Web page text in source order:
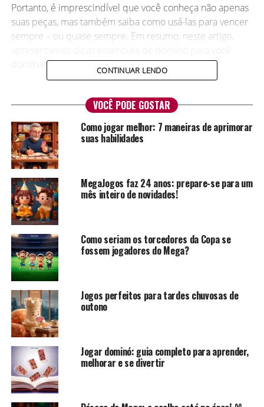
Portanto, é imprescindível que você conheça não apenas
suas peças, mas também saiba como usá-las para vencer
sempre – ou quase sempre. Em resumo, neste artigo,
dominar seus oponentes. Confira!
1. Desça suas “carroças” assim que
puder
Para quem não sabe, “carroça” é um dos outros nomes
dado para as peças duplas (como 6-6, 5-5, 1-1, etc.).
MegaCuriosidade
: a peça dupla também é chamada de
sena, camburão, carreta, carrilhão, carreirão, carretão,
bucha, dozão, carrão, bomba, dôbre ou dublê
Como as “carroças” tem o mesmo valor em qualquer um
dos lados, você vai ter menos chances de colocá-las em
jogo.
Sendo assim, para ganhar no dominó, é melhor que você
CONTINUAR LENDO
VOCÊ PODE GOSTAR
Como jogar melhor: 7 maneiras de aprimorar
suas habilidades
MegaJogos faz 24 anos: prepare-se para um
mês inteiro de novidades!
Como seriam os torcedores da Copa se
fossem jogadores do Mega?
Jogos perfeitos para tardes chuvosas de
outono
Jogar dominó: guia completo para aprender,
melhorar e se divertir